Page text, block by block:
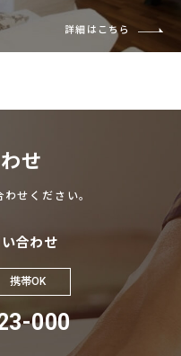
詳細はこちら
せ
せください。
合わせ
携帯OK
000